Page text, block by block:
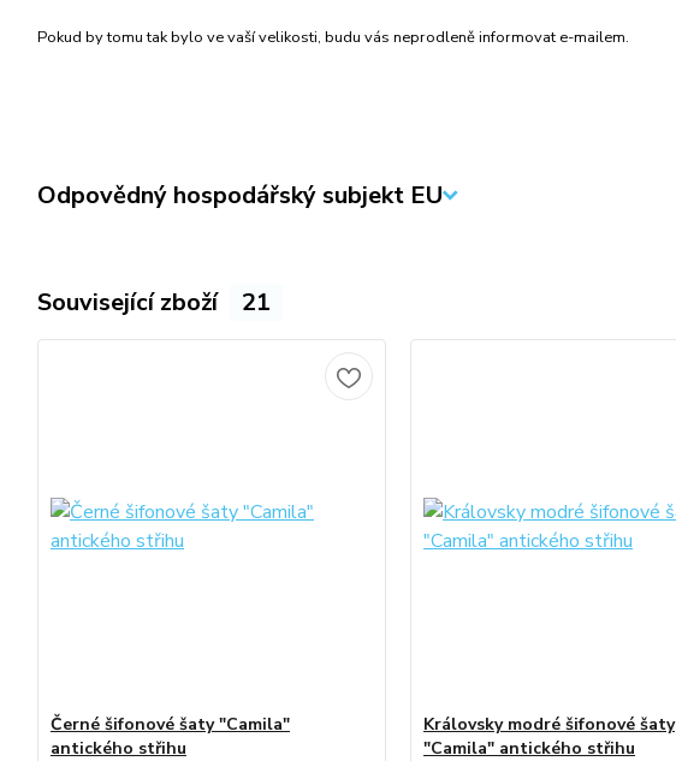
Pokud by tomu tak bylo ve vaší velikosti, budu vás neprodleně informovat e-mailem.
Odpovědný hospodářský subjekt EU
Související zboží 21
Černé šifonové šaty "Camila"
antického střihu
Královsky modré šifonové šaty
"Camila" antického střihu